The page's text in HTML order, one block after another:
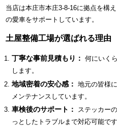
当店は本庄市本庄3-8-16に拠点を構
の愛車をサポートしています。
土屋整備工場が選ばれる理由
丁寧な事前見積もり： 何にいく
します。
地域密着の安心感： 地元の皆様
メンテナンスしています。
車検後のサポート：
ステッカー
っとしたトラブルまで対応可能です